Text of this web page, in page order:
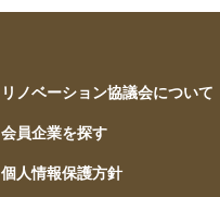
リノベーション協議会について
会員企業を探す
個人情報保護方針